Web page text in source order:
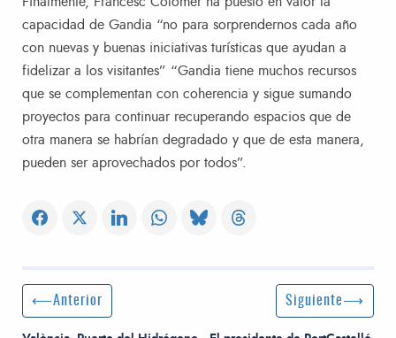
capacidad de Gandia “no para sorprendernos cada año
con nuevas y buenas iniciativas turísticas que ayudan a
fidelizar a los visitantes” “Gandia tiene muchos recursos
que se complementan con coherencia y sigue sumando
proyectos para continuar recuperando espacios que de
otra manera se habrían degradado y que de esta manera,
pueden ser aprovechados por todos”.
Navegación de entradas
Entrada anterior:
Anterior Siguiente entrada
Siguiente